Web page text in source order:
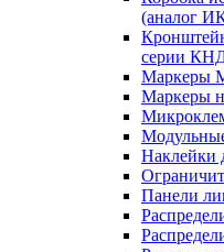
(аналог
серии
Маркеры
Маркеры
Наклейки
Панели